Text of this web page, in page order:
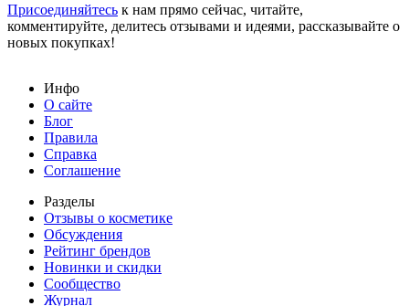
Присоединяйтесь к нам прямо сейчас, читайте,
комментируйте, делитесь отзывами и идеями, рассказывайте о
новых покупках!
Инфо
О сайте
Блог
Правила
Справка
Соглашение
Разделы
Отзывы о косметике
Обсуждения
Рейтинг брендов
Новинки и скидки
Сообщество
Журнал